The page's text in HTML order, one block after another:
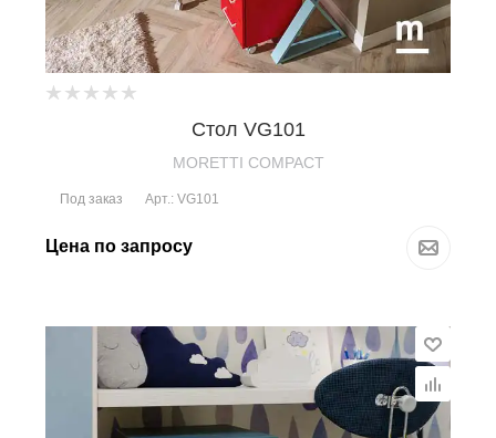
Стол VG101
MORETTI COMPACT
Под заказ Арт.: VG101
Цена по запросу